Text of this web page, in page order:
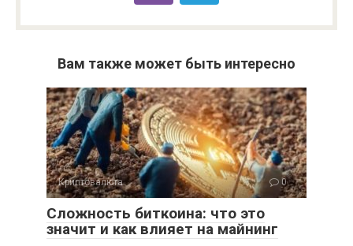
Вам также может быть интересно
Криптовалюта 0
Сложность биткоина: что это
значит и как влияет на майнинг